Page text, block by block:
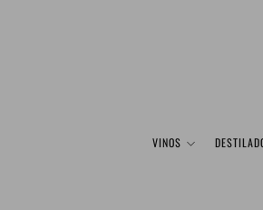
VINOS